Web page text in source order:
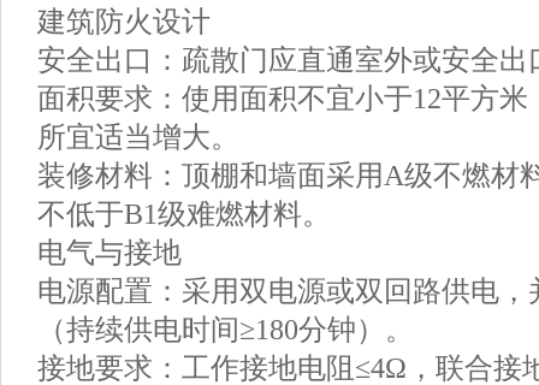
建筑防火设计
安全出口：疏散门应直通室外或安全
面积要求：使用面积不宜小于12平方
所宜适当增大。
装修材料：顶棚和墙面采用A级不燃材
不低于B1级难燃材料。
电气与接地
电源配置：采用双电源或双回路供电，
（持续供电时间≥180分钟）。
接地要求：工作接地电阻≤4Ω，联合接